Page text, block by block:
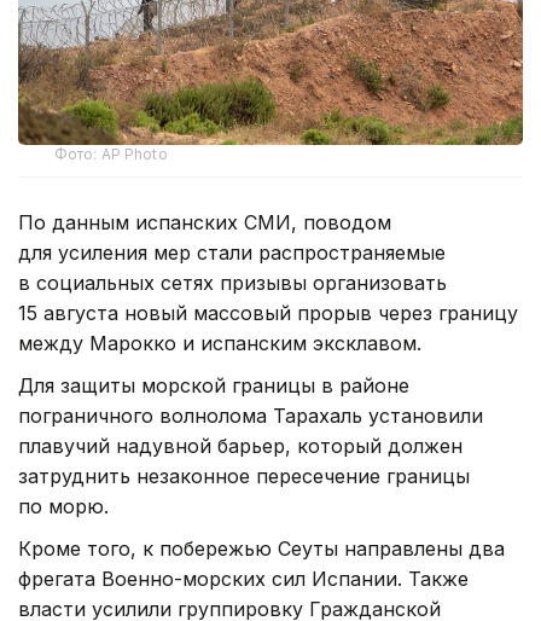
Фото: AP Photo
По данным испанских СМИ, поводом
для усиления мер стали распространяемые
в социальных сетях призывы организовать
15 августа новый массовый прорыв через границу
между Марокко и испанским эксклавом.
Для защиты морской границы в районе
пограничного волнолома Тарахаль установили
плавучий надувной барьер, который должен
затруднить незаконное пересечение границы
по морю.
Кроме того, к побережью Сеуты направлены два
фрегата Военно-морских сил Испании. Также
власти усилили группировку Гражданской